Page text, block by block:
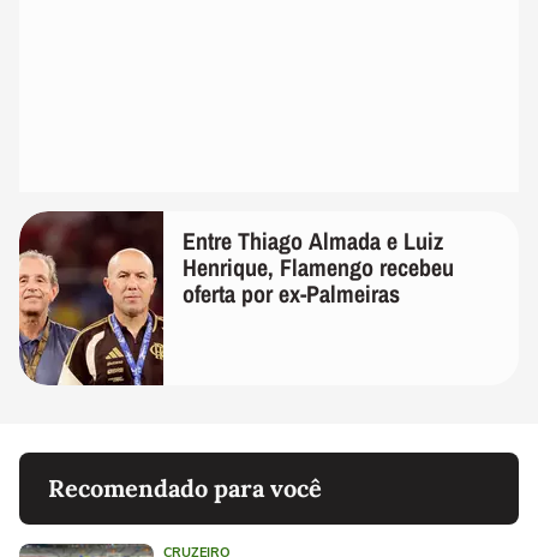
Entre Thiago Almada e Luiz
Henrique, Flamengo recebeu
oferta por ex-Palmeiras
Recomendado para você
CRUZEIRO